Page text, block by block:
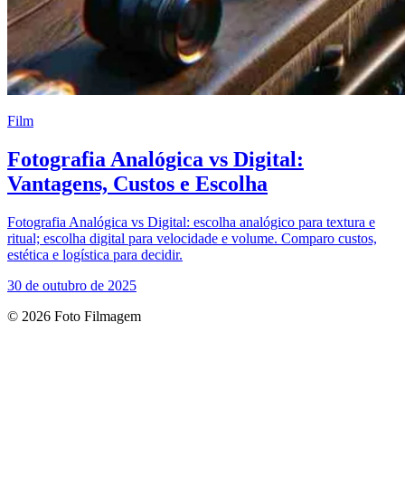
Film
Fotografia Analógica vs Digital:
Vantagens, Custos e Escolha
Fotografia Analógica vs Digital: escolha analógico para textura e
ritual; escolha digital para velocidade e volume. Comparo custos,
estética e logística para decidir.
30 de outubro de 2025
© 2026 Foto Filmagem